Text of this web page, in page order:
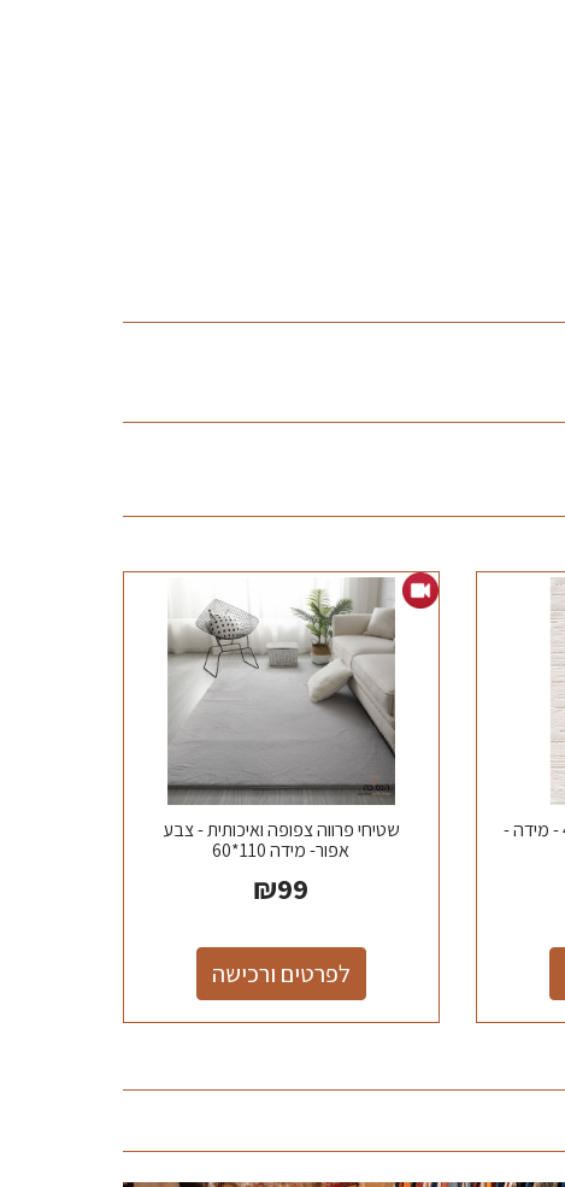
שטיח מרוקאי דגם מיקונוס - 4 - מידה -
שטיחי פרווה צפופה ואיכותית - צבע
אפור- מידה 110*60
₪99
לפרטים ורכישה